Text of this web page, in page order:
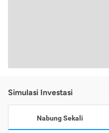
Simulasi Investasi
Nabung Sekali